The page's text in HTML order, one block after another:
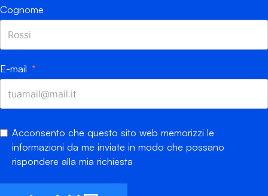
Cognome
E-mail
Acconsento che questo sito web memorizzi le
informazioni da me inviate in modo che possano
rispondere alla mia richiesta